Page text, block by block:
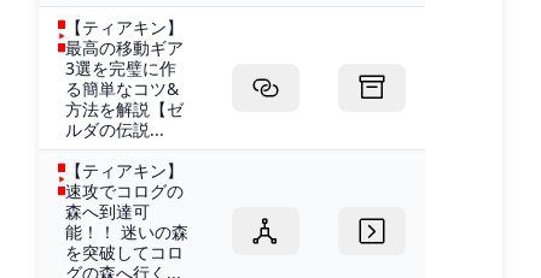
【ティアキン】
最高の移動ギア
3選を完璧に作
る簡単なコツ&
方法を解説【ゼ
ルダの伝説...
【ティアキン】
速攻でコログの
森へ到達可
能！！ 迷いの森
を突破してコロ
グの森へ行く...